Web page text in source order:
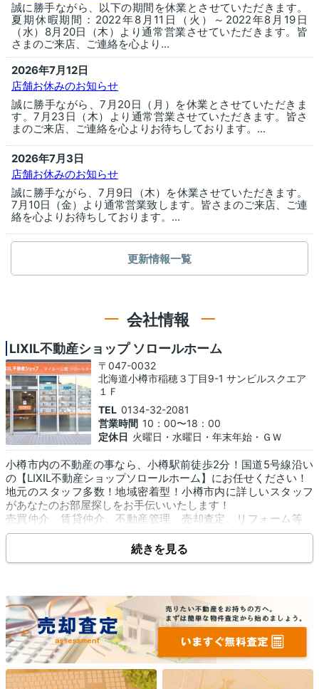
誠に勝手ながら、以下の期間を休業とさせていただきます。
夏期休暇期間：2022年8月11日（火）～2022年8月19日
（水）8月20日（木）より通常営業させていただきます。皆
さまのご来店、ご連絡を心より...
2026年7月12日
店舗お休みのお知らせ
誠に勝手ながら、7月20日（月）を休業とさせていただきま
す。7月23日（木）より通常営業させていただきます。皆さ
まのご来店、ご連絡を心よりお待ちしております。...
2026年7月3日
店舗お休みのお知らせ
誠に勝手ながら、7月9日（木）を休業させていただきます。
7月10日（金）より通常営業致します。皆さまのご来店、ご連
絡を心よりお待ちしております。...
更新情報一覧
会社情報
LIXIL不動産ショップ ソロールホーム
〒047-0032
北海道小樽市稲穂３丁目9-1 サンビルスクエア
１Ｆ
TEL 0134-32-2081
営業時間 10：00〜18：00
定休日 火曜日・水曜日・年末年始・ＧＷ
小樽市内の不動産の事なら、小樽駅前徒歩2分！国道5号線沿い
の【LIXIL不動産ショップソロールホーム】にお任せください！
地元のスタッフ多数！地域密着型！小樽市内に詳しいスタッフ
があなたのお部屋探しをお手伝いいたします！
売買仲介、賃貸仲介、不動産管理、売却査定、リフォーム等、
不動産に関するご相談を承っております！
弊社管理物件は仲介手数料最大無料の物件を多数取り揃えてお
ります！
続きを見る